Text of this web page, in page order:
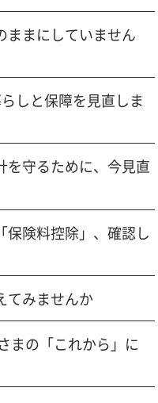
ままにしていません
しと保障を見直しま
を守るために、今見直
保険料控除」、確認し
てみませんか
の「これから」に